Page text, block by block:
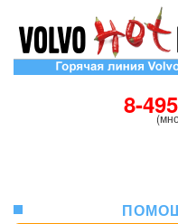
8-